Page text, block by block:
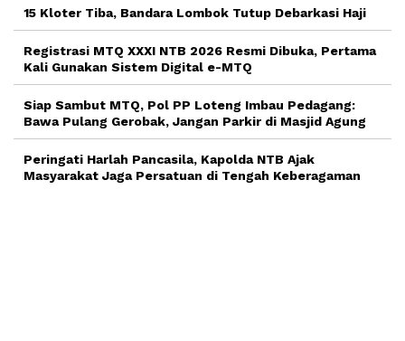
15 Kloter Tiba, Bandara Lombok Tutup Debarkasi Haji
Registrasi MTQ XXXI NTB 2026 Resmi Dibuka, Pertama
Kali Gunakan Sistem Digital e-MTQ
Siap Sambut MTQ, Pol PP Loteng Imbau Pedagang:
Bawa Pulang Gerobak, Jangan Parkir di Masjid Agung
Peringati Harlah Pancasila, Kapolda NTB Ajak
Masyarakat Jaga Persatuan di Tengah Keberagaman